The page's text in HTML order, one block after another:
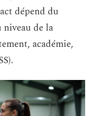
dépend du
niveau de la
académie,